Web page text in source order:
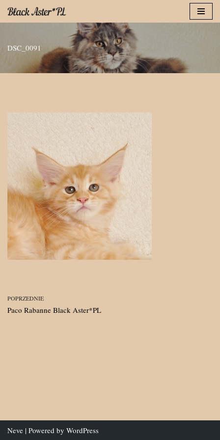
treści
DSC_0091
POPRZEDNIE
Paco Rabanne Black Aster*PL
Neve | Powered by WordPress